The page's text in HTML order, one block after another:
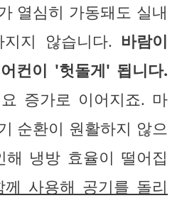
열심히 가동돼도 실내
지 않습니다. 바람이
컨이 '헛돌게' 됩니다.
증가로 이어지죠. 마
순환이 원활하지 않으
냉방 효율이 떨어집
께 사용해 공기를 돌리